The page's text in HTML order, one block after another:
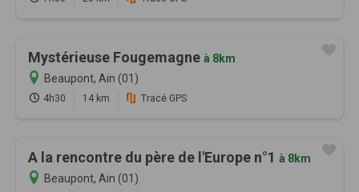
Mystérieuse Fougemagne à 8km
Beaupont, Ain (01)
4h30 14 km Tracé GPS
A la rencontre du père de l'Europe n°1 à 8km
Beaupont, Ain (01)